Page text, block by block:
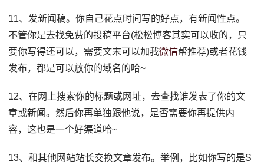
11、发新闻稿。你自己花点时间写的好点，有新闻性点。
不管你是去找免费的投稿平台(松松博客其实可以收的，只
要你写得还可以，需要文末可以加我微信帮推荐)或者花钱
发布，都是可以放你的域名的哈~
12、在网上搜索你的标题或网址，去查找谁发表了你的文
章或新闻。然后你再单独跟他说，是否需要你再提供内
容，这也是一个好渠道哈~
13、和其他网站站长交换文章发布。举例，比如你写的是S